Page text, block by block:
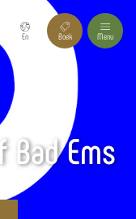
En Boek Menu
Bad Ems